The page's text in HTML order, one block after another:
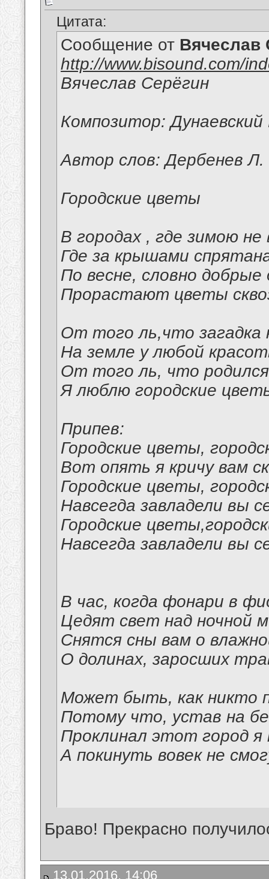
Цитата:
Сообщение от Вячеслав
http://www.bisound.com/
Вячеслав Серёгин
Композитор:
Автор слов: Дербенев Л.
Городские цветы
В городах , где зимою не
Где за крышами
По весне, словно добрые
Прорастают цветы
От того ль,что загадка
На земле у любой
От того ль, что
Я люблю городские
Припев:
Городские цветы,
Вот опять я кричу вам
Городские цветы,
Навсегда завладели вы
Городские
Навсегда завладели вы
В час, когда фонари в
Цедят свет над ночной
Снятся сны вам о
О долинах, заросших
Может быть, как никто
Потому что, устав на
Проклинал этот город я
А покинуть вовек не
Браво! Прекрасно
13.01.2016, 14:06